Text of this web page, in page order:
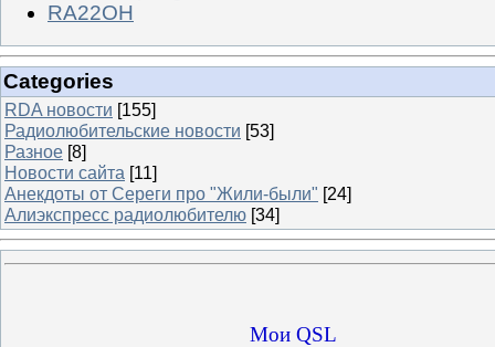
RA22OH
Categories
RDA новости [155]
Радиолюбительские новости [53]
Разное [8]
Новости сайта [11]
Анекдоты от Сереги про "Жили-были" [24]
Алиэкспресс радиолюбителю [34]
Мои QSL